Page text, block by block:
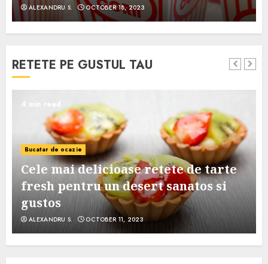
ALEXANDRU S. OCTOBER 18, 2023
RETETE PE GUSTUL TAU
4 min read
Bucatar de ocazie
Cele mai delicioase retete de tarte
fresh pentru un desert sanatos si
gustos
ALEXANDRU S. OCTOBER 11, 2023